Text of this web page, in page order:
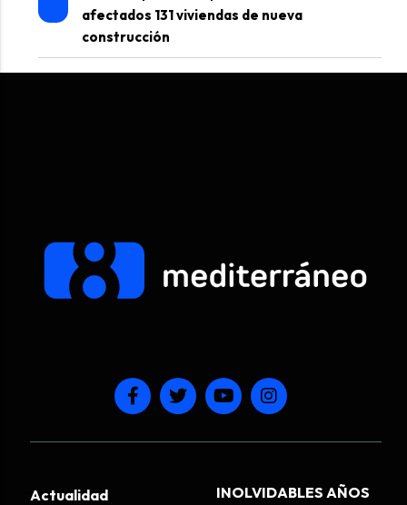
afectados 131 viviendas de nueva
construcción
Actualidad
INOLVIDABLES AÑOS